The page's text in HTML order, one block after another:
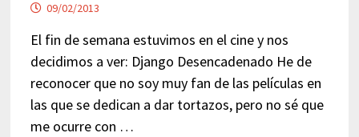
09/02/2013
El fin de semana estuvimos en el cine y nos
decidimos a ver: Django Desencadenado He de
reconocer que no soy muy fan de las películas en
las que se dedican a dar tortazos, pero no sé que
me ocurre con …